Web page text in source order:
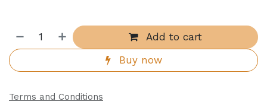
Add to cart
Buy now
Terms and Conditions